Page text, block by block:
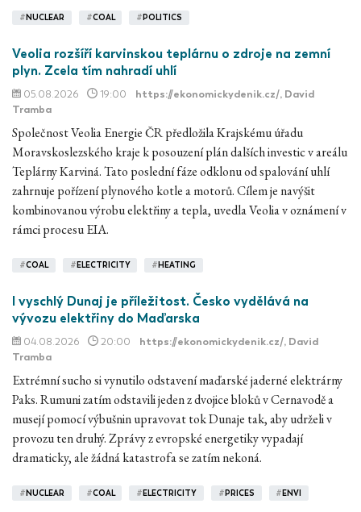
#NUCLEAR #COAL # POLITICS
Veolia rozšíří karvinskou teplárnu o zdroje na zemní
plyn. Zcela tím nahradí uhlí
05.08.2026 19:00 https://ekonomickydenik.cz/, David
Tramba
Společnost Veolia Energie ČR předložila Krajskému úřadu
Moravskoslezského kraje k posouzení plán dalších investic v areálu
Teplárny Karviná. Tato poslední fáze odklonu od spalování uhlí
zahrnuje pořízení plynového kotle a motorů. Cílem je navýšit
kombinovanou výrobu elektřiny a tepla, uvedla Veolia v oznámení v
rámci procesu EIA.
#COAL # ELECTRICITY # HEATING
I vyschlý Dunaj je příležitost. Česko vydělává na
vývozu elektřiny do Maďarska
04.08.2026 20:00 https://ekonomickydenik.cz/, David
Tramba
Extrémní sucho si vynutilo odstavení maďarské jaderné elektrárny
Paks. Rumuni zatím odstavili jeden z dvojice bloků v Cernavodě a
musejí pomocí výbušnin upravovat tok Dunaje tak, aby udrželi v
provozu ten druhý. Zprávy z evropské energetiky vypadají
dramaticky, ale žádná katastrofa se zatím nekoná.
#NUCLEAR #COAL # ELECTRICITY # PRICES # ENVI